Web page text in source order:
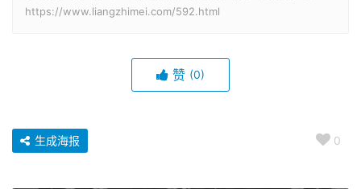
https://www.liangzhimei.com/592.html
赞 (0)
0
生成海报